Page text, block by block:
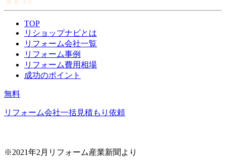
TOP
リショップナビとは
リフォーム会社一覧
リフォーム事例
リフォーム費用相場
成功のポイント
無料
リフォーム会社一括見積もり依頼
※2021年2月リフォーム産業新聞より